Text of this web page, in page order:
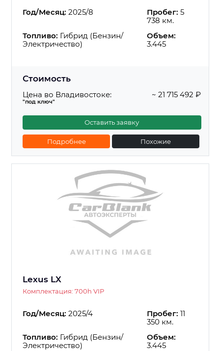
Год/Месяц: 2025/8 Пробег: 5
738 км.
Топливо: Гибрид (Бензин/
Электричество)
Объем:
3.445
Стоимость
Цена во Владивостоке:
"под ключ"
~ 21 715 492 ₽
Оставить заявку
Подробнее Похожие
Lexus LX
Комплектация: 700h VIP
Год/Месяц: 2025/4 Пробег: 11
350 км.
Топливо: Гибрид (Бензин/
Электричество)
Объем:
3.445